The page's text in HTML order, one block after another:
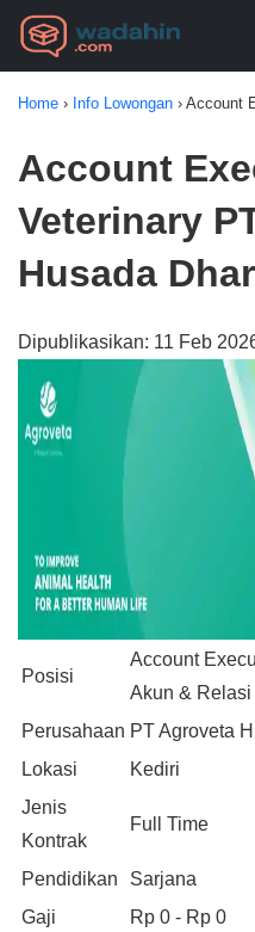
Home › Info Lowongan › Account
Account
Veterinary
Husada
Dipublikasikan: 11 Feb
Posisi
Account
Akun &
Perusahaan PT Agroveta
Lokasi
Kediri
Jenis
Kontrak
Full Time
Pendidikan
Sarjana
Gaji
Rp 0 - Rp 0